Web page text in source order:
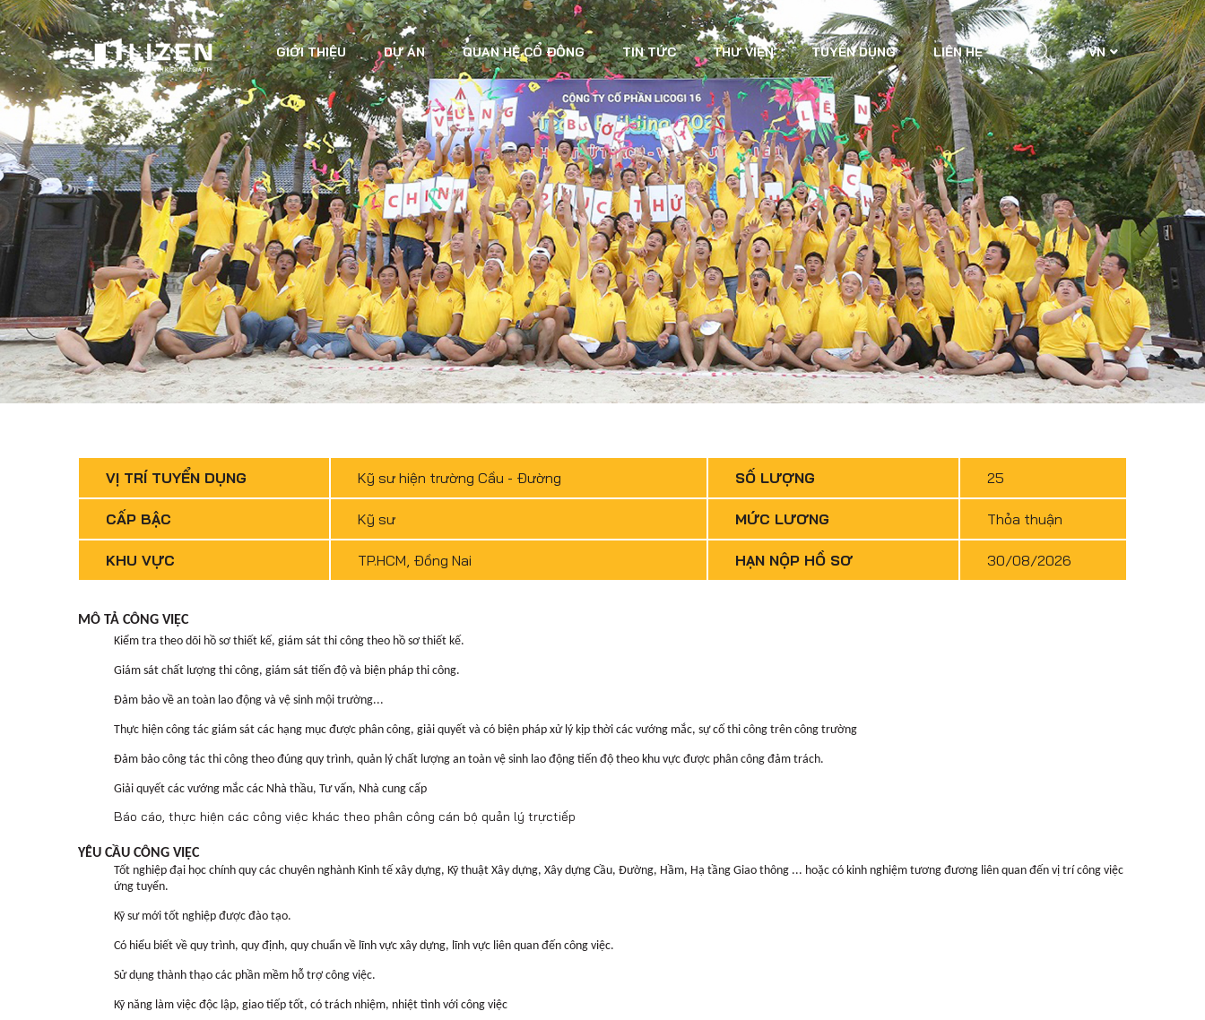
GIỚI THIỆU DỰ ÁN QUAN HỆ CỔ ĐÔNG TIN TỨC THƯ VIỆN TUYỂN DỤNG LIÊN HỆ VN
VỊ TRÍ TUYỂN DỤNG Kỹ sư hiện trường Cầu - Đường SỐ LƯỢNG 25
CẤP BẬC Kỹ sư MỨC LƯƠNG Thỏa thuận
KHU VỰC TP.HCM, Đồng Nai HẠN NỘP HỒ SƠ 30/08/2026
MÔ TẢ CÔNG VIỆC
Kiểm tra theo dõi hồ sơ thiết kế, giám sát thi công theo hồ sơ thiết kế.
Giám sát chất lượng thi công, giám sát tiến độ và biện pháp thi công.
Đảm bảo về an toàn lao động và vệ sinh mội trường...
Thực hiện công tác giám sát các hạng mục được phân công, giải quyết và có biện pháp xử lý kịp thời các vướng mắc, sự cố thi công trên công trường
Đảm bảo công tác thi công theo đúng quy trình, quản lý chất lượng an toàn vệ sinh lao động tiến độ theo khu vực được phân công đảm trách.
Giải quyết các vướng mắc các Nhà thầu, Tư vấn, Nhà cung cấp
Báo cáo, thực hiện các công việc khác theo phân công cán bộ quản lý trựctiếp
YÊU CẦU CÔNG VIỆC
Tốt nghiệp đại học chính quy các chuyên nghành Kinh tế xây dựng, Kỹ thuật Xây dựng, Xây dựng Cầu, Đường, Hầm, Hạ tầng Giao thông ... hoặc có kinh nghiệm tương đương liên quan đến vị trí công việc
ứng tuyển.
Kỹ sư mới tốt nghiệp được đào tạo.
Có hiểu biết về quy trình, quy định, quy chuẩn về lĩnh vực xây dựng, lĩnh vực liên quan đến công việc.
Sử dụng thành thạo các phần mềm hỗ trợ công việc.
Kỹ năng làm việc độc lập, giao tiếp tốt, có trách nhiệm, nhiệt tình với công việc